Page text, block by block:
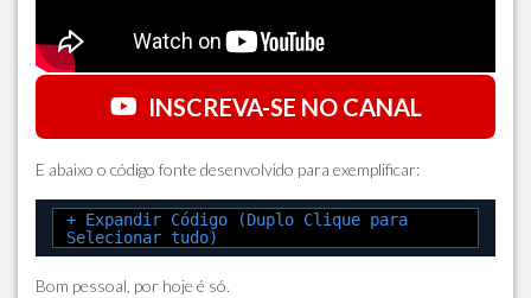
INSCREVA-SE NO CANAL
E abaixo o código fonte desenvolvido para exemplificar:
+ Expandir Código (Duplo Clique para
Selecionar tudo)
Bom pessoal, por hoje é só.